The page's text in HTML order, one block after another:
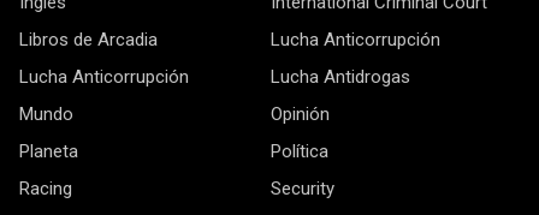
Libros de Arcadia
Lucha Anticorrupción
Lucha Anticorrupción
Lucha Antidrogas
Mundo
Opinión
Planeta
Política
Racing
Security